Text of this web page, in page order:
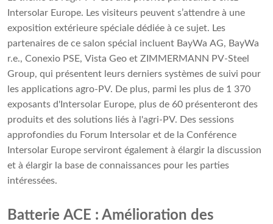
Intersolar Europe. Les visiteurs peuvent s’attendre à une
exposition extérieure spéciale dédiée à ce sujet. Les
partenaires de ce salon spécial incluent BayWa AG, BayWa
r.e., Conexio PSE, Vista Geo et ZIMMERMANN PV-Steel
Group, qui présentent leurs derniers systèmes de suivi pour
les applications agro-PV. De plus, parmi les plus de 1 370
exposants d'Intersolar Europe, plus de 60 présenteront des
produits et des solutions liés à l'agri-PV. Des sessions
approfondies du Forum Intersolar et de la Conférence
Intersolar Europe serviront également à élargir la discussion
et à élargir la base de connaissances pour les parties
intéressées.
Batterie ACE : Amélioration des